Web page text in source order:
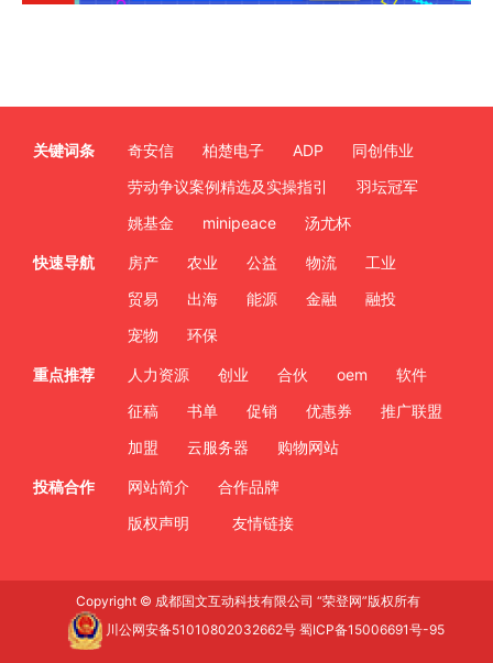
关键词条 奇安信 柏楚电子 ADP
同创伟业
劳动争议案例精选及实操指引
羽坛冠军
姚基金
minipeace 汤尤杯
快速导航 房产 农业 公益 物流
工业
贸易
出海 能源 金融
融投
宠物
环保
重点推荐 人力资源 创业 合伙 oem
软件
征稿
书单 促销 优惠券
推广联盟
加盟
云服务器 购物网站
投稿合作 网站简介
合作品牌
版权声明
友情链接
Copyright © 成都国文互动科技有限公司 “荣登网”版权所有
川公网安备51010802032662号 蜀ICP备15006691号-95